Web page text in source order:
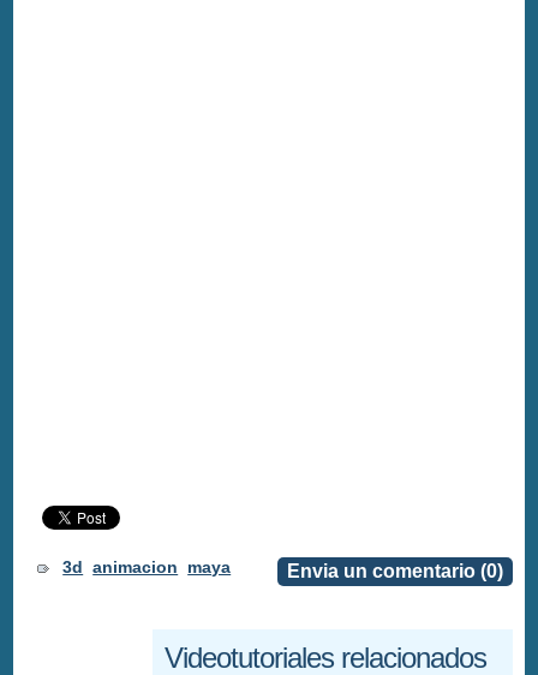
Envia un comentario (0)
3d animacion maya
Videotutoriales relacionados